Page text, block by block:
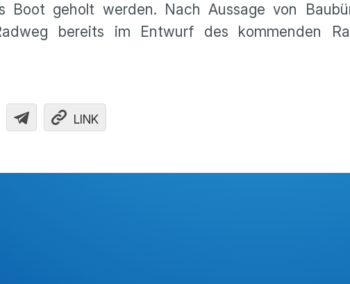
Boot geholt werden. Nach Aussage von
bereits im Entwurf des kommenden
LINK